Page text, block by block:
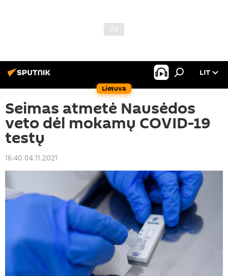
Lietuva
LIT
Seimas atmetė Nausėdos
veto dėl mokamų COVID-19
testų
16:40 04.11.2021